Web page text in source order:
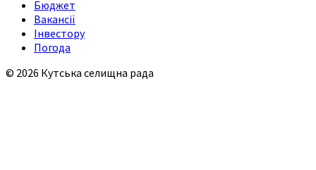
Бюджет
Вакансії
Інвестору
Погода
© 2026 Кутська селищна рада